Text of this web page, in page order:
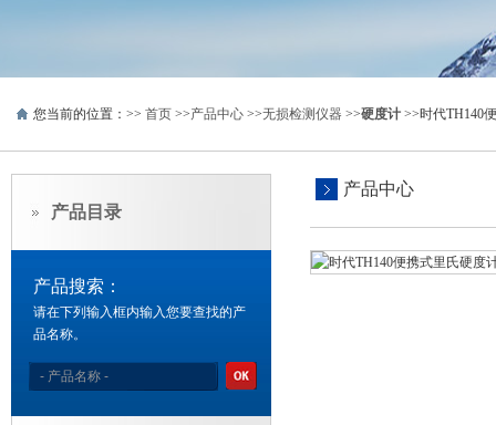
您当前的位置：>> 首页 >>产品中心 >>无损检测仪器 >>硬度计 >>时代TH140
产品目录
产品搜索：
请在下列输入框内输入您要查找的产
品名称。
产品中心